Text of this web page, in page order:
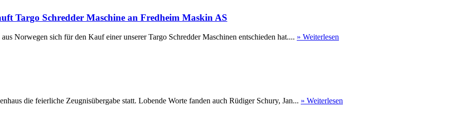
Targo Schredder Maschine an Fredheim Maskin AS
Norwegen sich für den Kauf einer unserer Targo Schredder Maschinen entschieden hat.... » Weiterlesen
die feierliche Zeugnisübergabe statt. Lobende Worte fanden auch Rüdiger Schury, Jan... » Weiterlesen